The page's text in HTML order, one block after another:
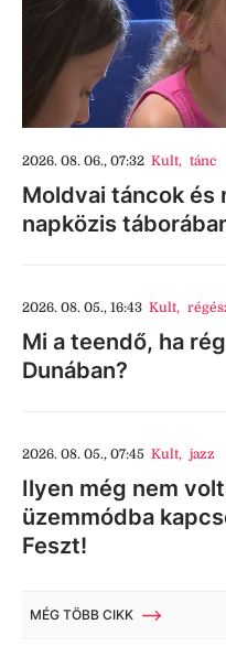
2026. 08. 06., 07:32 Kult, tánc
Moldvai táncok és
napközis
2026. 08. 05., 16:43 Kult,
Mi a teendő, ha
Dunában?
2026. 08. 05., 07:45 Kult, jazz
Ilyen még nem
üzemmódba
Feszt!
MÉG TÖBB CIKK